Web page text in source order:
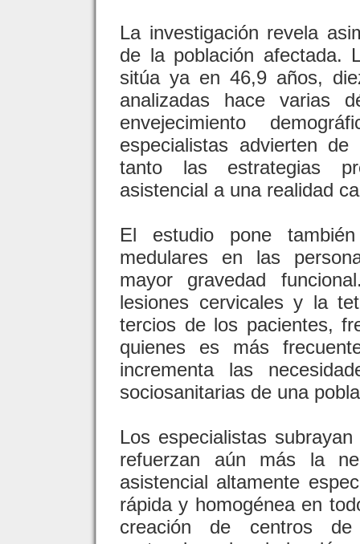
La investigación revela
de la población afectada.
sitúa ya en 46,9 años,
analizadas hace varias
envejecimiento
especialistas advierten
tanto las estrategias
asistencial a una realidad
El estudio pone
medulares en las
mayor gravedad
lesiones cervicales y la
tercios de los pacientes,
quienes es más
incrementa las
sociosanitarias de una
Los especialistas
refuerzan aún más la
asistencial altamente
rápida y homogénea en
creación de centros de